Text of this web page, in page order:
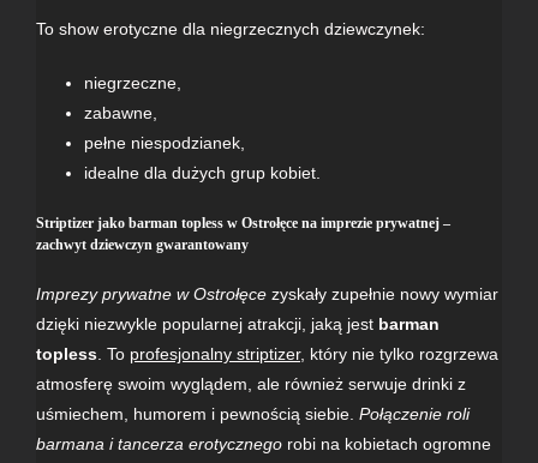
To show erotyczne dla niegrzecznych dziewczynek:
niegrzeczne,
zabawne,
pełne niespodzianek,
idealne dla dużych grup kobiet.
Striptizer jako barman topless w Ostrołęce na imprezie prywatnej –
zachwyt dziewczyn gwarantowany
Imprezy prywatne w Ostrołęcezyskały zupełnie nowy wymiar
dzięki niezwykle popularnej atrakcji, jaką jest barman
topless. To profesjonalny striptizer, który nie tylko rozgrzewa
atmosferę swoim wyglądem, ale również serwuje drinki z
uśmiechem, humorem i pewnością siebie. Połączenie roli
barmana i tancerza erotycznegorobi na kobietach ogromne